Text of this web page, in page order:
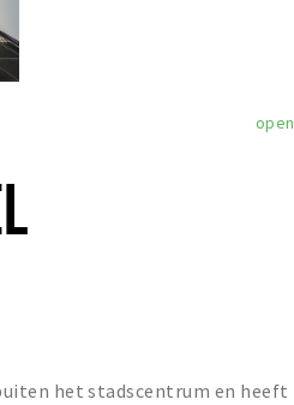
open
het stadscentrum en heeft